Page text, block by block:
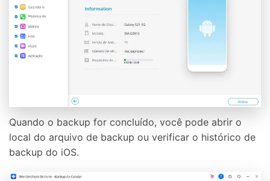
Quando o backup for concluído, você pode abrir o
local do arquivo de backup ou verificar o histórico de
backup do iOS.